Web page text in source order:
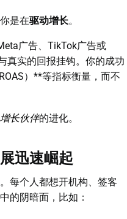
是在驱动增长。
广告、TikTok广告或
真实的回报挂钩。你的成功
）**等指标衡量，而不
长伙伴的进化。
迅速崛起
每个人都想开机构、签客
的阴暗面，比如：